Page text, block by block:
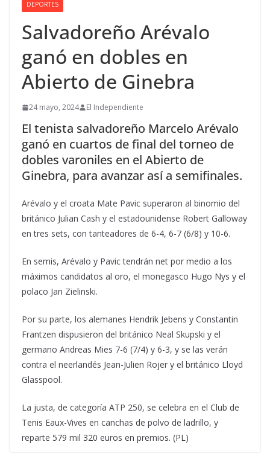
DEPORTES
Salvadoreño Arévalo
ganó en dobles en
Abierto de Ginebra
24 mayo, 2024 El Independiente
El tenista salvadoreño Marcelo Arévalo
ganó en cuartos de final del torneo de
dobles varoniles en el Abierto de
Ginebra, para avanzar así a semifinales.
Arévalo y el croata Mate Pavic superaron al binomio del
británico Julian Cash y el estadounidense Robert Galloway
en tres sets, con tanteadores de 6-4, 6-7 (6/8) y 10-6.
En semis, Arévalo y Pavic tendrán net por medio a los
máximos candidatos al oro, el monegasco Hugo Nys y el
polaco Jan Zielinski.
Por su parte, los alemanes Hendrik Jebens y Constantin
Frantzen dispusieron del británico Neal Skupski y el
germano Andreas Mies 7-6 (7/4) y 6-3, y se las verán
contra el neerlandés Jean-Julien Rojer y el británico Lloyd
Glasspool.
La justa, de categoría ATP 250, se celebra en el Club de
Tenis Eaux-Vives en canchas de polvo de ladrillo, y
reparte 579 mil 320 euros en premios. (PL)